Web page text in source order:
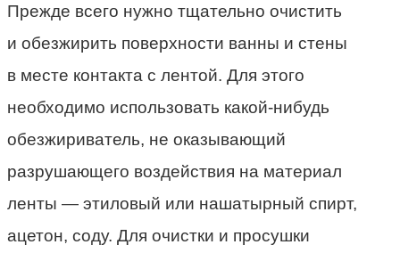
Прежде всего нужно тщательно очистить
и обезжирить поверхности ванны и стены
в месте контакта с лентой. Для этого
необходимо использовать какой-нибудь
обезжириватель, не оказывающий
разрушающего воздействия на материал
ленты — этиловый или нашатырный спирт,
ацетон, соду. Для очистки и просушки